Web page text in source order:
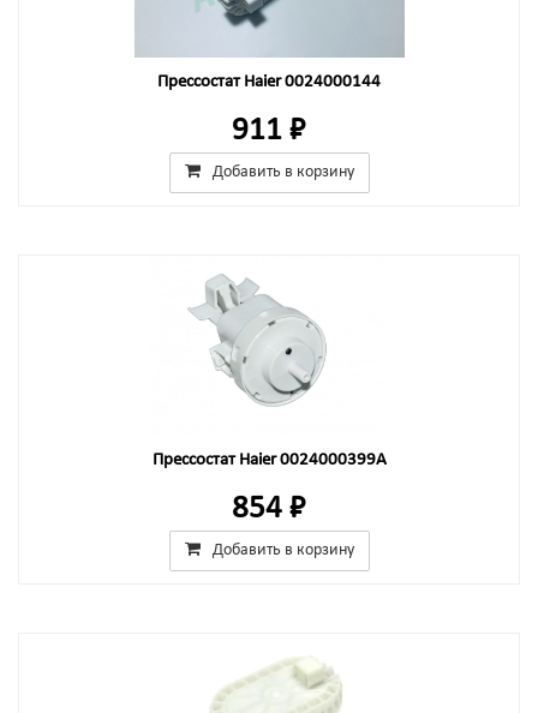
Прессостат Haier 0024000144
911 ₽
Добавить в корзину
Прессостат Haier 0024000399A
854 ₽
Добавить в корзину